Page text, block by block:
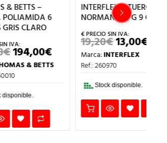
–
6
€EL
PRECIO
ACTUAL
INTERFLEX – TUERCA
NORMANYL PG 9 GRIS
EL
PRECIO
ORIGINAL
ERA:
13,00€EL
PRECIO
ACTUAL
ES:
Marca:
INTERFLEX
Ref.: 260970
Stock disponible.